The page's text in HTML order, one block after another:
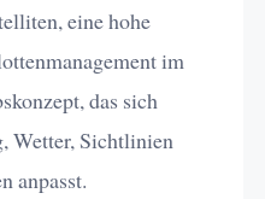
eine hohe
im
das sich
Wetter, Sichtlinien
anpasst.